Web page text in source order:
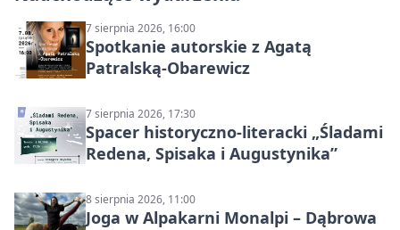
7 sierpnia 2026, 16:00
Spotkanie autorskie z Agatą
Patralską-Obarewicz
7 sierpnia 2026, 17:30
Spacer historyczno-literacki „Śladami
Redena, Spisaka i Augustynika”
8 sierpnia 2026, 11:00
Joga w Alpakarni Monalpi – Dąbrowa